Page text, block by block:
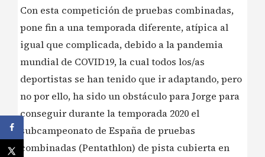
Con esta competición de pruebas combinadas,
pone fin a una temporada diferente, atípica al
igual que complicada, debido a la pandemia
mundial de COVID19, la cual todos los/as
deportistas se han tenido que ir adaptando, pero
no por ello, ha sido un obstáculo para Jorge para
conseguir durante la temporada 2020 el
subcampeonato de España de pruebas
combinadas (Pentathlon) de pista cubierta en